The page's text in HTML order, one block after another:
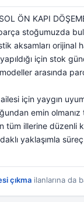
ÖN KAPI
stoğumuzda
aksamları orijinal
için stok
arasında
için yaygın
emin olmanız
tüm illerine
yaklaşımla
çıkma ilanlarına da